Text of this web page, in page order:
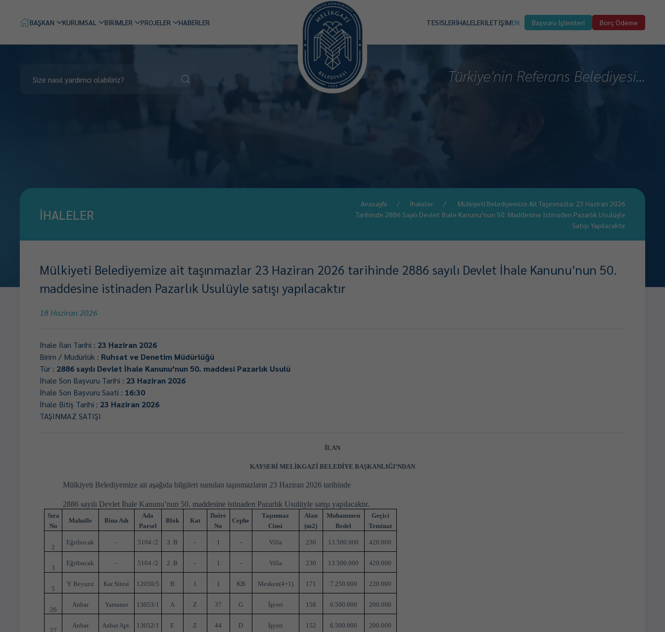
BAŞKAN KURUMSAL BİRİMLER PROJELER HABERLER TESİSLERİHALELERİLETİŞİMEN Başvuru İşlemleri Borç Ödeme
Türkiye'nin Referans Belediyesi...
İHALELER
Anasayfa İhaleler
Mülkiyeti Belediyemize Ait Taşınmazlar 23 Haziran 2026
Tarihinde 2886 Sayılı Devlet İhale Kanunu’nun 50. Maddesine İstinaden Pazarlık Usulüyle
Satışı Yapılacaktır
Mülkiyeti Belediyemize ait taşınmazlar 23 Haziran 2026 tarihinde 2886 sayılı Devlet İhale Kanunu’nun 50.
maddesine istinaden Pazarlık Usulüyle satışı yapılacaktır
18 Haziran 2026
İhale İlan Tarihi : 23 Haziran 2026
Birim / Müdürlük : Ruhsat ve Denetim Müdürlüğü
Tür : 2886 sayılı Devlet İhale Kanunu’nun 50. maddesi Pazarlık Usulü
İhale Son Başvuru Tarihi : 23 Haziran 2026
İhale Son Başvuru Saati : 16:30
İhale Bitiş Tarihi : 23 Haziran 2026
TAŞINMAZ SATIŞI
İLAN
KAYSERİ MELİKGAZİ BELEDİYE BAŞKANLIĞI’NDAN
Mülkiyeti Belediyemize ait aşağıda bilgileri sunulan taşınmazların 23 Haziran 2026 tarihinde
2886 sayılı Devlet İhale Kanunu’nun 50. maddesine istinaden Pazarlık Usulüyle satışı yapılacaktır.
Sıra
No
Mahalle Bina Adı
Ada
Parsel
Blok Kat
Daire
No
Cephe
Taşınmaz
Cinsi
Alan
(m2)
Muhammen
Bedel
Geçici
Teminat
2
Eğribucak - 5104 /2 3. B - 1 - Villa 230 13.500.000 420.000
3
Eğribucak - 5104 /2 2. B - 1 - Villa 230 13.500.000 420.000
5
Y. Beyazıt Kar Sitesi 12050/5 B 1 1 KB Mesken(4+1) 171 7.250.000 220.000
26
Anbar Yamaner 13053/1 A Z 37 G İşyeri 158 6.500.000 200.000
27
Anbar Anbar Apt. 13052/1 E Z 44 D İşyeri 152 6.500.000 200.000